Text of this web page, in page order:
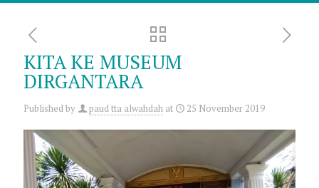
KITA KE MUSEUM
DIRGANTARA
Published by paud tta alwahdah at 25 November 2019